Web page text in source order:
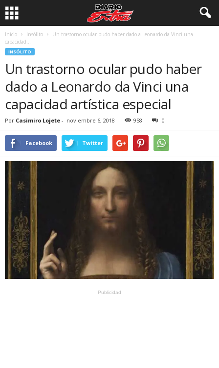
Inicio Insólito
Un trastorno ocular pudo haber dado a Leonardo da Vinci una
capacidad...
INSÓLITO
Un trastorno ocular pudo haber
dado a Leonardo da Vinci una
capacidad artística especial
Por Casimiro Lojete - noviembre 6, 2018 958 0
Facebook Twitter
Publicidad